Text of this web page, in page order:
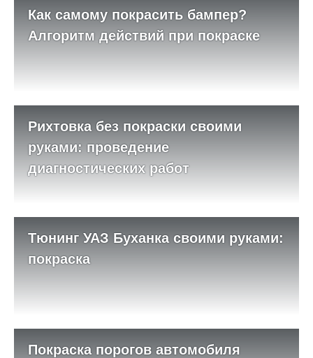
Как самому покрасить бампер?
Алгоритм действий при покраске
Рихтовка без покраски своими
руками: проведение
диагностических работ
Тюнинг УАЗ Буханка своими руками:
покраска
Покраска порогов автомобиля